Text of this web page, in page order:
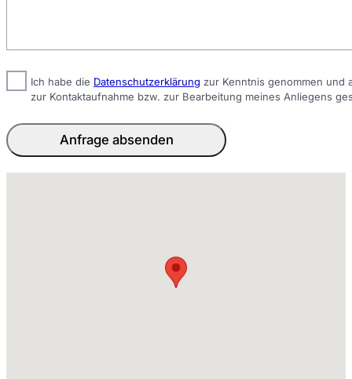
Ich habe die Datenschutzerklärung zur Kenntnis genommen und
zur Kontaktaufnahme bzw. zur Bearbeitung meines Anliegens
Anfrage absenden